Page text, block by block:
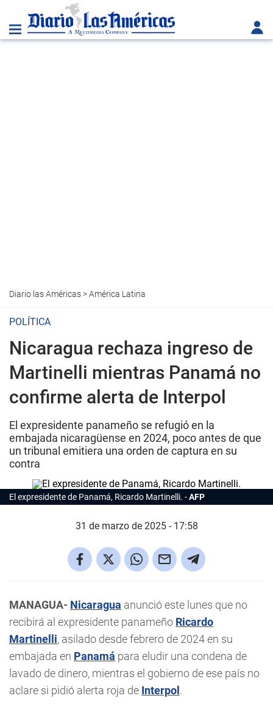
Diario las Américas>América Latina
POLÍTICA
Nicaragua rechaza ingreso de
Martinelli mientras Panamá no
confirme alerta de Interpol
El expresidente panameño se refugió en la
embajada nicaragüense en 2024, poco antes de que
un tribunal emitiera una orden de captura en su
contra
El expresidente de Panamá, Ricardo Martinelli. AFP
31 de marzo de 2025 - 17:58
MANAGUA- Nicaragua anunció este lunes que no
recibirá al expresidente panameño Ricardo
Martinelli, asilado desde febrero de 2024 en su
embajada en Panamá para eludir una condena de
lavado de dinero, mientras el gobierno de ese país no
aclare si pidió alerta roja de Interpol .